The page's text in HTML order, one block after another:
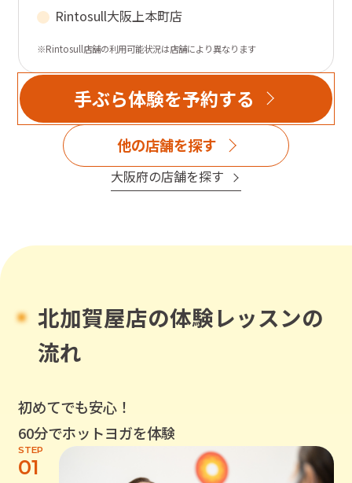
Rintosull大阪上本町店
※Rintosull店舗の利用可能状況は店舗により異なります
手ぶら体験を予約する
他の店舗を探す
大阪府の店舗を探す
北加賀屋店の体験レッスンの
流れ
初めてでも安心！
60分でホットヨガを体験
STEP
01